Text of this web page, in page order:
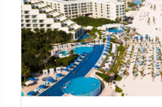
Disfruta de sus
Conoce sus zonas
Visita sus
Atrévete a participar